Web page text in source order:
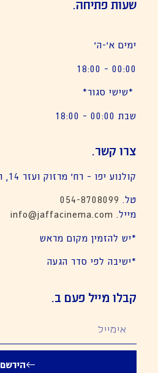
שעות פתיחה.
ימים א׳-ה׳
00:00 – 18:00
*שישי סגור*
שבת 00:00 – 18:00
צרו קשר.
קולנוע יפו – רח׳ מרזוק ועזר 14, תל אביב-יפו
טל. 054-8708099
מייל. info@jaffacinema.com
*יש להזמין מקום מראש
*ישיבה לפי סדר הגעה
קבלו מייל פעם ב.
הירשם